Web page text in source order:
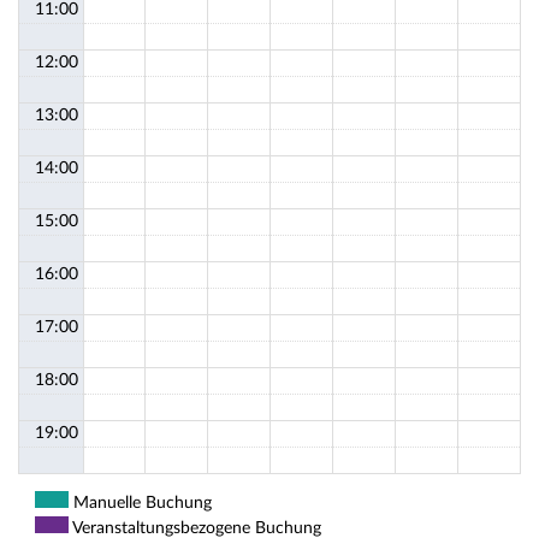
11:00
12:00
13:00
14:00
15:00
16:00
17:00
18:00
19:00
Manuelle Buchung
Veranstaltungsbezogene Buchung